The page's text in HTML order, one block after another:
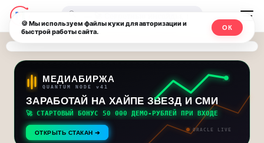
Последние
новости
и
обновления
потока:
Друзья,
приглашаем
на
Москвичи.net
—
Главный
столичный
чат-
мессенджер,
🔍
МЕДИАБИРЖА
QUANTUM NODE v41
ЗАРАБОТАЙ НА ХАЙПЕ ЗВЕЗД И СМИ
🚀 СТАРТОВЫЙ БОНУС 50 000 ДЕМО-РУБЛЕЙ ПРИ ВХОДЕ
ОТКРЫТЬ СТАКАН ➔ ORACLE LIVE
🍪 Мы используем файлы куки для авторизации и
быстрой работы сайта.
ОК